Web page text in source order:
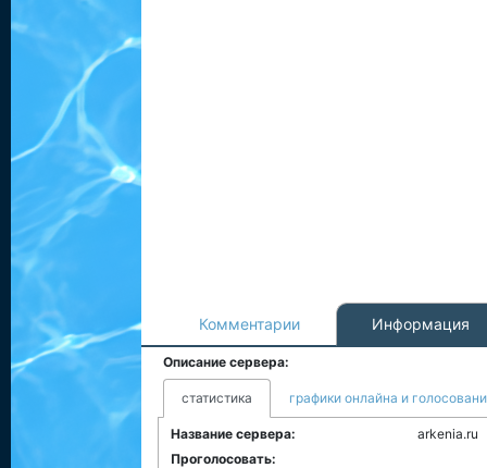
Комментарии Информация
Описание сервера:
статистика графики онлайна и
Название сервера:
arkenia.ru
Проголосовать: